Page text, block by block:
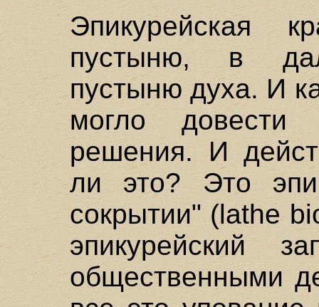
Эпикурейская
пустыню, в
пустыню духа. И
могло довести
решения. И
ли это? Это
сокрытии" (lathe
эпикурейский
общественными